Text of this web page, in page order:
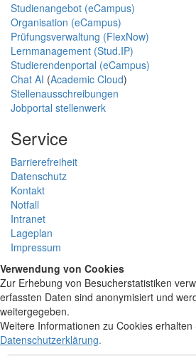
Studienangebot (eCampus)
Organisation (eCampus)
Prüfungsverwaltung (FlexNow)
Lernmanagement (Stud.IP)
Studierendenportal (eCampus)
Chat AI (Academic Cloud)
Stellenausschreibungen
Jobportal stellenwerk
Service
Barrierefreiheit
Datenschutz
Kontakt
Notfall
Intranet
Lageplan
Impressum
Verwendung von Cookies
Zur Erhebung von Besucherstatistiken
erfassten Daten sind anonymisiert und
weitergegeben.
Weitere Informationen zu Cookies
Datenschutzerklärung.